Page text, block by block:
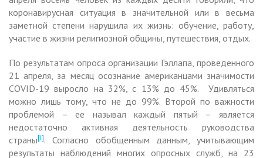
коронавирусная ситуация в значительной или в весьма
заметной степени нарушила их жизнь: обучение, работу,
участие в жизни религиозной общины, путешествия, отдых.
По результатам опроса организации Гэллапа, проведенного
21 апреля, за месяц осознание американцами значимости
COVID-19 выросло на 32%, с 13% до 45%. Удивляться
можно лишь тому, что не до 99%. Второй по важности
проблемой – ее называл каждый пятый – является
недостаточно активная деятельность руководства
страны[i]. Согласно обобщенным данным, учитывающим
результаты наблюдений многих опросных служб, на 23